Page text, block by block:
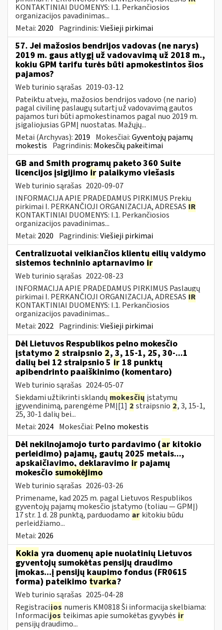
KONTAKTINIAI DUOMENYS: I.1. Perkančiosios
organizacijos pavadinimas...
Metai: 2020 Pagrindinis:Viešieji pirkimai
57. Jei mažosios bendrijos vadovas (ne narys)
2019 m. gaus atlygį už vadovavimą už 2018 m.,
kokiu GPM tarifu turės būti apmokestintos šios
pajamos?
Web turinio sąrašas 2019-03-12
Pateiktu atveju, mažosios bendrijos vadovo (ne nario)
pagal civilinę paslaugų sutartį už vadovavimą gautos
pajamos turi būti apmokestinamos pagal nuo 2019 m.
įsigaliojusias GPMĮ nuostatas. Mažųjų...
Metai (Archyvas): 2019 Mokesčiai:Gyventojų pajamų
mokestis Pagrindinis: Mokesčių pakeitimai
GB and Smith programų paketo 360 Suite
licencijos įsigijimo ir palaikymo viešasis
Web turinio sąrašas 2020-09-07
INFORMACIJA APIE PRADEDAMUS PIRKIMUS Prekių
pirkimai I. PERKANČIOJI ORGANIZACIJA, ADRESAS IR
KONTAKTINIAI DUOMENYS: I.1. Perkančiosios
organizacijos pavadinimas...
Metai: 2020 Pagrindinis:Viešieji pirkimai
Centralizuotai veikiančios klientų eilių valdymo
sistemos techninio aptarnavimo ir
Web turinio sąrašas 2022-08-23
INFORMACIJA APIE PRADEDAMUS PIRKIMUS Paslaugų
pirkimai I. PERKANČIOJI ORGANIZACIJA, ADRESAS IR
KONTAKTINIAI DUOMENYS: I.1. Perkančiosios
organizacijos pavadinimas...
Metai: 2022 Pagrindinis:Viešieji pirkimai
Dėl Lietuvos Respublikos pelno mokesčio
įstatymo 2 straipsnio 2, 3, 15-1, 25, 30-...1
dalių bei 12 straipsnio 5 ir 18 punktų
apibendrinto paaiškinimo (komentaro)
Web turinio sąrašas 2024-05-07
Siekdami užtikrinti sklandų mokesčių įstatymų
įgyvendinimą, parengėme PMĮ[1]2straipsnio 2, 3, 15-1,
25, 30-1 dalių bei...
Metai: 2024 Mokesčiai: Pelno mokestis
Dėl nekilnojamojo turto pardavimo (ar kitokio
perleidimo) pajamų, gautų 2025 metais...,
apskaičiavimo, deklaravimo ir pajamų
mokesčio sumokėjimo
Web turinio sąrašas 2026-03-26
Primename, kad 2025 m. pagal Lietuvos Respublikos
gyventojų pajamų mokesčio įstatymo (toliau — GPMĮ)
17 str. 1 d. 28 punktą, parduodamo ar kitokiu būdu
perleidžiamo...
Metai: 2026
Kokia yra duomenų apie nuolatinių Lietuvos
gyventojų sumokėtas pensijų draudimo
įmokas...į pensijų kaupimo fondus (FR0615
forma) pateikimo tvarka?
Web turinio sąrašas 2025-04-28
Registracijos numeris KM0818 Ši informacija skelbiama:
Informacijosteikimas apie sumokėtas gyvybės ir
pensijų draudimo...